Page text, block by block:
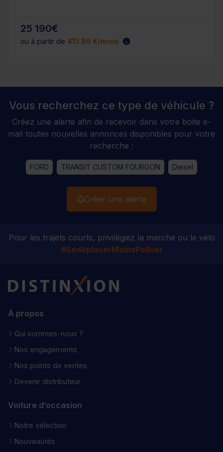
25 190€
ou à partir de 413.99 €/mois
Vous recherchez ce type de véhicule ?
Créez une alerte afin de recevoir dans votre boite e-
mail toutes nouvelles annonces disponibles pour votre
recherche :
FORD TRANSIT CUSTOM FOURGON Diesel
Créer une alerte
Pour les trajets courts, privilégiez la marche ou le vélo
#SedéplacerMoinsPolluer
Distinxion
À propos
Qui sommes-nous ?
Nos engagements
Nos points de ventes
Devenir distributeur
Voiture d’occasion
Notre sélection
Nouveautés